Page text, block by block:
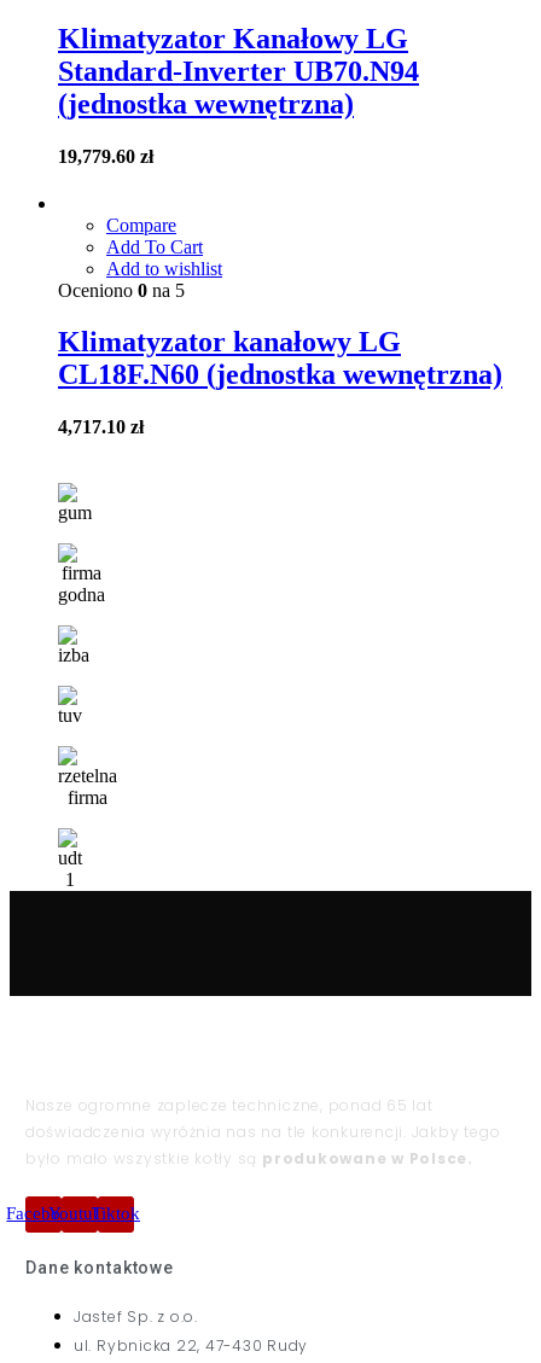
Klimatyzator Kanałowy LG
Standard-Inverter UB70.N94
(jednostka wewnętrzna)
19,779.60 zł
Compare
Add To Cart
Add to wishlist
Oceniono 0 na 5
Klimatyzator kanałowy LG
CL18F.N60 (jednostka wewnętrzna)
4,717.10 zł
Nasze ogromne zaplecze techniczne, ponad 65 lat
doświadczenia wyróżnia nas na tle konkurencji. Jakby tego
było mało wszystkie kotły są produkowane w Polsce.
FacebookYoutubeTiktok
Dane kontaktowe
Jastef Sp. z o.o.
ul. Rybnicka 22, 47-430 Rudy